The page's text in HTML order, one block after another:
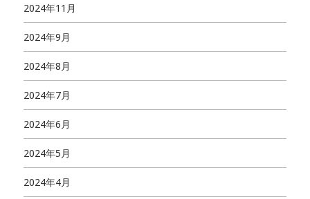
2024年11月
2024年9月
2024年8月
2024年7月
2024年6月
2024年5月
2024年4月